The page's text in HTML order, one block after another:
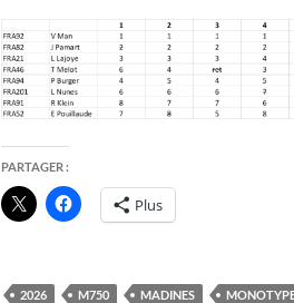
PARTAGER :
Plus
2026 M750 MADINES